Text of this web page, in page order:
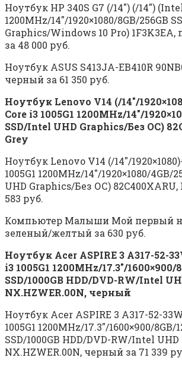
Ноутбук HP 340S G7 (/14″) (/14″)
1200MHz/14″/1920×1080/8GB/256GB
Graphics/Windows 10 Pro)
за 48 000 руб.
Ноутбук ASUS S413JA-EB410R
черный за 61 350 руб.
Ноутбук Lenovo V14 (/14″/
Core i3 1005G1 1200MHz/14″/
SSD/Intel UHD Graphics/Без ОС)
Grey
Ноутбук Lenovo V14 (/14″/
1005G1 1200MHz/14″/1920×1080/4GB/
UHD Graphics/Без ОС) 82C400XARU,
583 руб.
Компьютер Малыши Мой первый
зеленый/желтый за 630 руб.
Ноутбук Acer ASPIRE 3 A317-52-
i3 1005G1 1200MHz/17.3″/1600×900/
SSD/1000GB HDD/DVD-RW/Intel
NX.HZWER.00N, черный
Ноутбук Acer ASPIRE 3 A317-52-
1005G1 1200MHz/17.3″/1600×900/8GB/
SSD/1000GB HDD/DVD-RW/Intel
NX.HZWER.00N, черный за 71 339